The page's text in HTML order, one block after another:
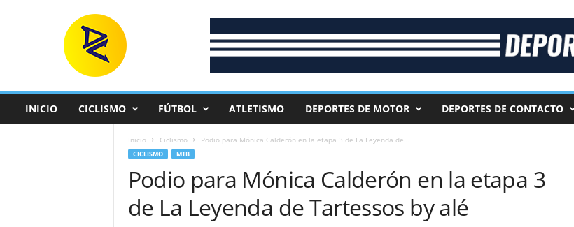
INICIO CICLISMO FÚTBOL ATLETISMO DEPORTES DE MOTOR DEPORTES DE CONTACTO
Inicio Ciclismo Podio para Mónica Calderón en la etapa 3 de La Leyenda de...
CICLISMO MTB
Podio para Mónica Calderón en la etapa 3
de La Leyenda de Tartessos by alé